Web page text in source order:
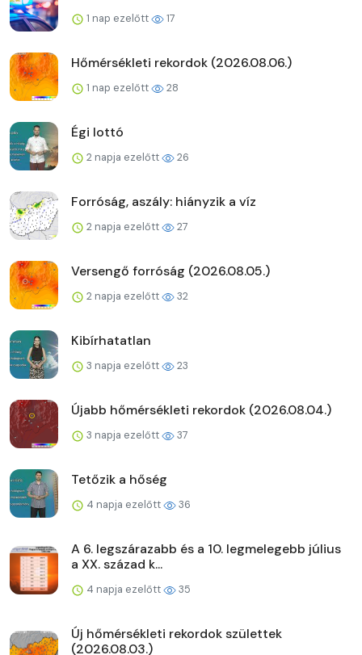
1 nap ezelőtt 17
Hőmérsékleti rekordok (2026.08.06.)
1 nap ezelőtt 28
Égi lottó
2 napja ezelőtt 26
Forróság, aszály: hiányzik a víz
2 napja ezelőtt 27
Versengő forróság (2026.08.05.)
2 napja ezelőtt 32
Kibírhatatlan
3 napja ezelőtt 23
Újabb hőmérsékleti rekordok (2026.08.04.)
3 napja ezelőtt 37
Tetőzik a hőség
4 napja ezelőtt 36
A 6. legszárazabb és a 10. legmelegebb július
a XX. század k...
4 napja ezelőtt 35
Új hőmérsékleti rekordok születtek
(2026.08.03.)